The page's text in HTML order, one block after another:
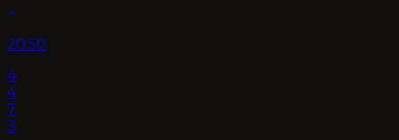
20.50
4
4
7
3